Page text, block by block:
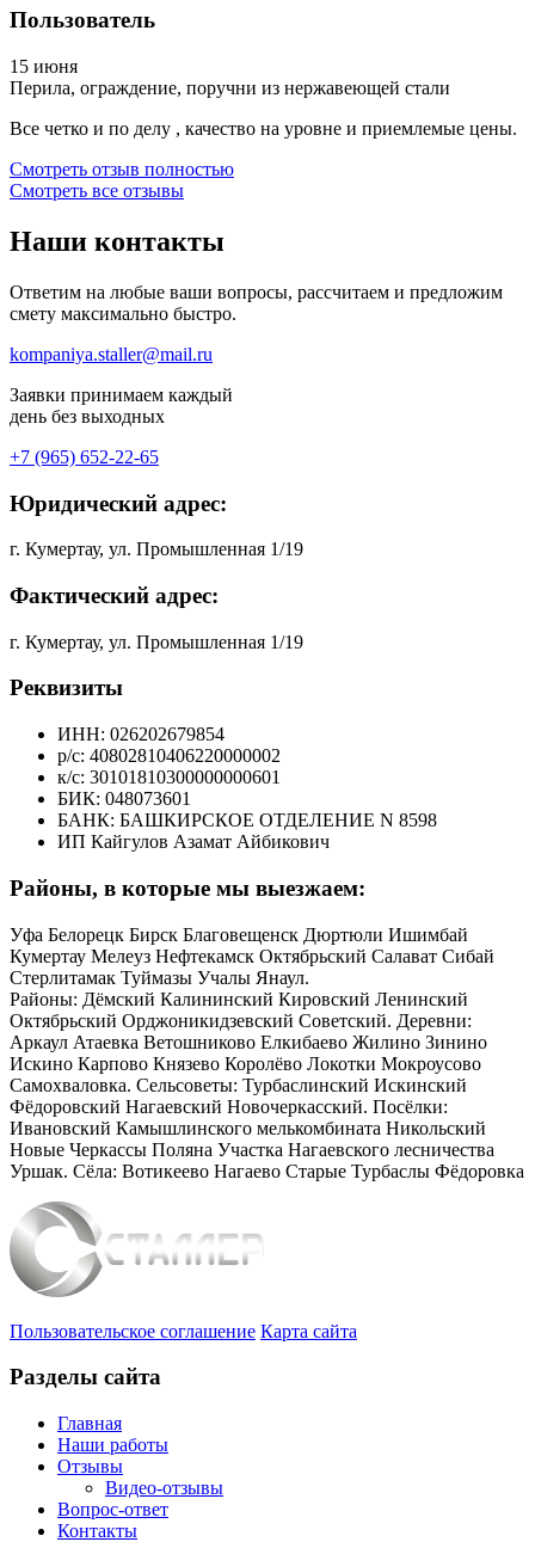
Пользователь
15 июня
Перила, ограждение, поручни из нержавеющей стали
Все четко и по делу , качество на уровне и приемлемые цены.
Смотреть отзыв полностью
Смотреть все отзывы
Наши контакты
Ответим на любые ваши вопросы, рассчитаем и предложим
смету максимально быстро.
kompaniya.staller@mail.ru
Заявки принимаем каждый
день без выходных
+7 (965) 652-22-65
Юридический адрес:
г. Кумертау, ул. Промышленная 1/19
Фактический адрес:
г. Кумертау, ул. Промышленная 1/19
Реквизиты
ИНН: 026202679854
р/с: 40802810406220000002
к/с: 30101810300000000601
БИК: 048073601
БАНК: БАШКИРСКОЕ ОТДЕЛЕНИЕ N 8598
ИП Кайгулов Азамат Айбикович
Районы, в которые мы выезжаем:
Уфа Белорецк Бирск Благовещенск Дюртюли Ишимбай
Кумертау Мелеуз Нефтекамск Октябрьский Салават Сибай
Стерлитамак Туймазы Учалы Янаул.
Районы: Дёмский Калининский Кировский Ленинский
Октябрьский Орджоникидзевский Советский. Деревни:
Аркаул Атаевка Ветошниково Елкибаево Жилино Зинино
Искино Карпово Князево Королёво Локотки Мокроусово
Самохваловка. Сельсоветы: Турбаслинский Искинский
Фёдоровский Нагаевский Новочеркасский. Посёлки:
Ивановский Камышлинского мелькомбината Никольский
Новые Черкассы Поляна Участка Нагаевского лесничества
Уршак. Сёла: Вотикеево Нагаево Старые Турбаслы Фёдоровка
Пользовательское соглашение Карта сайта
Разделы сайта
Главная
Наши работы
Отзывы
Видео-отзывы
Вопрос-ответ
Контакты